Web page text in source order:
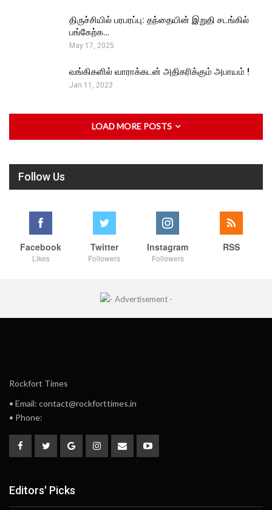
திருச்சியில் பரபரப்பு: தந்தையின் இறுதி சடங்கில்
பங்கேற்க…
May 17, 2025
வங்கிகளில் வாராக்கடன் அதிகரிக்கும் அபாயம் !
Jan 11, 2023
LOAD MORE POSTS
Follow Us
Facebook
Likes
Twitter
Followers
Instagram
Followers
RSS
Rockfort Times
• Email: contact@rockforttimes.in
• Phone:
Editors' Picks